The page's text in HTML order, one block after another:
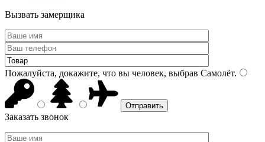
Вызвать замерщика
Пожалуйста, докажите, что вы человек, выбрав Самолёт.
Заказать звонок